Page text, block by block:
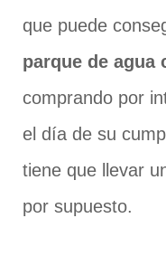
que puede
parque de agua
comprando por
el día de su
tiene que llevar
por supuesto.